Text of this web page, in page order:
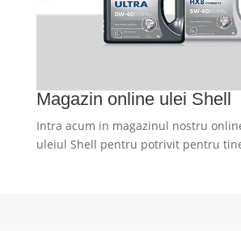
Magazin online ulei Shell
Intra acum in magazinul nostru
uleiul Shell pentru potrivit pentru